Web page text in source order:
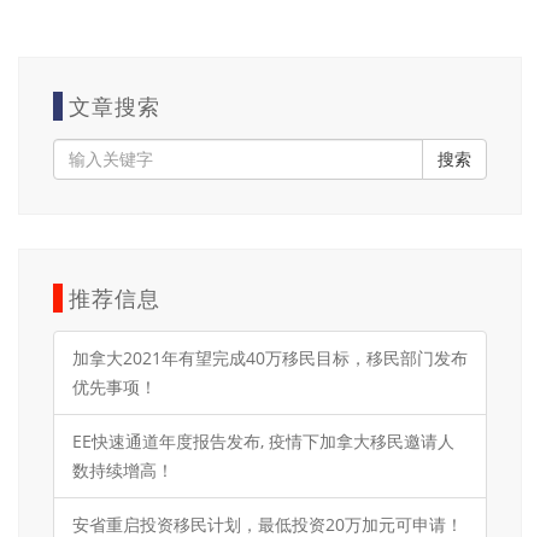
文章搜索
搜索
推荐信息
加拿大2021年有望完成40万移民目标，移民部门发布
优先事项！
EE快速通道年度报告发布, 疫情下加拿大移民邀请人
数持续增高！
安省重启投资移民计划，最低投资20万加元可申请！